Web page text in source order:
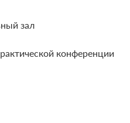
зал
конференции